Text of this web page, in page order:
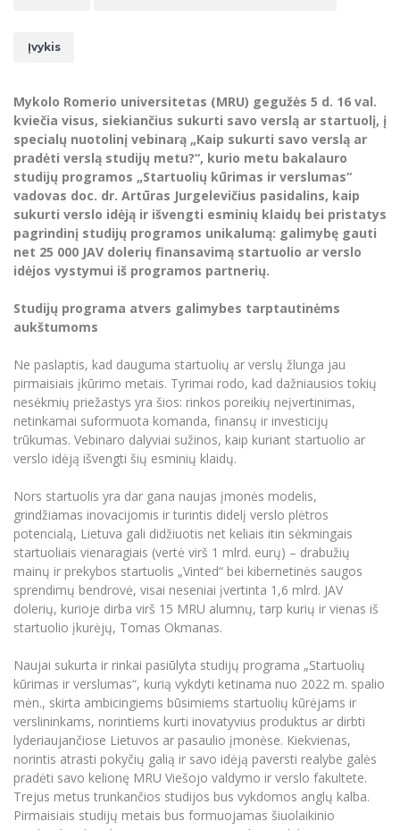
MRU merginų choras
Frankofoniškų šalių studijų centras
Doktorantūra
Projektai
Akademinė leidyba
Mokymų LAB
Mokslo naujienos
Kasmetiniai mokslo renginiai
Darbas MRU
Universiteto simbolika
Atributika
Naujienos
Tarptautiškumas
Partnerystės
Azijos centras
Vilniaus Karaliaus Sedžiongo institutas
Frankofoniškų šalių studijų centras
Partnerystės
Azijos centras
Vilniaus Karaliaus Sedžiongo institutas
Frankofoniškų šalių studijų centras
Negalia ir individualieji poreikiai
Viešai skelbiama informacija
Parama Ukrainai
Civilinė sauga
Korupcijos prevencija
Vadovų MBA
Švietimo ir kultūros vadovų MPA
Teisės LL.M.
Papildomosios studijos
Pedagogų rengimas
Doktorantūros studijos
Profesinės bakalauro studijos
Personalo valdymo centras
Informacija naujiems darbuotojams
Darbuotojų Moodle (kompetencijų tobulinimui)
Studijų tvarkaraštis
Informacinė sistema "Studijos"
Darbuotojų elektroninis paštas
Daugiafaktorinė autentifikacija universiteto
Mokslininkų profiliai "CRIS"
Bendruomenės gerovė
Darbuotojų kvalifikacijos kėlimas
MRU norminių teisės aktų duomenų bazė
Intranetas
eDVS
Microsoft Office 365
MRU mobilios programėlės
Pagalbos sistema
Profesinė sąjunga
Kontaktų paieška
Įvykis
Mykolo Romerio universitetas (MRU) gegužės 5 d. 16 val.
kviečia visus, siekiančius sukurti savo verslą ar startuolį, į
specialų nuotolinį vebinarą „Kaip sukurti savo verslą ar
pradėti verslą studijų metu?“, kurio metu bakalauro
studijų programos „Startuolių kūrimas ir verslumas“
vadovas doc. dr. Artūras Jurgelevičius pasidalins, kaip
sukurti verslo idėją ir išvengti esminių klaidų bei pristatys
pagrindinį studijų programos unikalumą: galimybę gauti
net 25 000 JAV dolerių finansavimą startuolio ar verslo
idėjos vystymui iš programos partnerių.
Studijų programa atvers galimybes tarptautinėms
aukštumoms
Ne paslaptis, kad dauguma startuolių ar verslų žlunga jau
pirmaisiais įkūrimo metais. Tyrimai rodo, kad dažniausios tokių
nesėkmių priežastys yra šios: rinkos poreikių neįvertinimas,
netinkamai suformuota komanda, finansų ir investicijų
trūkumas. Vebinaro dalyviai sužinos, kaip kuriant startuolio ar
verslo idėją išvengti šių esminių klaidų.
Nors startuolis yra dar gana naujas įmonės modelis,
grindžiamas inovacijomis ir turintis didelį verslo plėtros
potencialą, Lietuva gali didžiuotis net keliais itin sėkmingais
startuoliais vienaragiais (vertė virš 1 mlrd. eurų) – drabužių
mainų ir prekybos startuolis „Vinted“ bei kibernetinės saugos
sprendimų bendrovė, visai neseniai įvertinta 1,6 mlrd. JAV
dolerių, kurioje dirba virš 15 MRU alumnų, tarp kurių ir vienas iš
startuolio įkurėjų, Tomas Okmanas.
Naujai sukurta ir rinkai pasiūlyta studijų programa „Startuolių
kūrimas ir verslumas“, kurią vykdyti ketinama nuo 2022 m. spalio
mėn., skirta ambicingiems būsimiems startuolių kūrėjams ir
verslininkams, norintiems kurti inovatyvius produktus ar dirbti
lyderiaujančiose Lietuvos ar pasaulio įmonėse. Kiekvienas,
norintis atrasti pokyčių galią ir savo idėją paversti realybe galės
pradėti savo kelionę MRU Viešojo valdymo ir verslo fakultete.
Trejus metus trunkančios studijos bus vykdomos anglų kalba.
Pirmaisiais studijų metais bus formuojamas šiuolaikinio